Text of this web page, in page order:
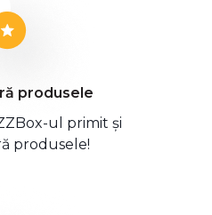
produsele
ul primit și
produsele!